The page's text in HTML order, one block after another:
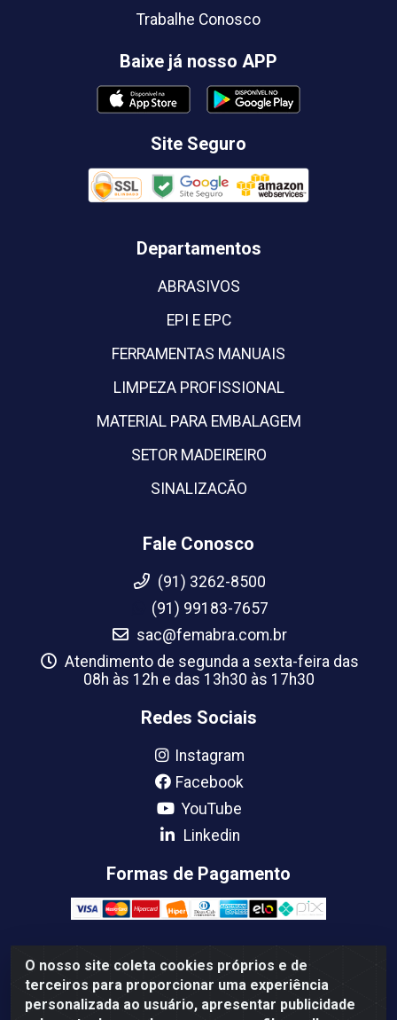
O nosso site coleta cookies próprios e de
terceiros para proporcionar uma experiência
personalizada ao usuário, apresentar publicidade
Trabalhe Conosco
Baixe já nosso APP
Site Seguro
Departamentos
ABRASIVOS
EPI E EPC
FERRAMENTAS MANUAIS
LIMPEZA PROFISSIONAL
MATERIAL PARA EMBALAGEM
SETOR MADEIREIRO
SINALIZACÃO
Fale Conosco
(91) 3262-8500
(91) 99183-7657
sac@femabra.com.br
Atendimento de segunda a sexta-feira das
08h às 12h e das 13h30 às 17h30
Redes Sociais
Instagram
Facebook
YouTube
Linkedin
Formas de Pagamento
Femabra Comercio de Ferramentas e Maquinas LTDA -
07.772.337/0001-66 - BR 316 Km 08 Rua Joao Canuto,
195 - Centro, Ananindeua/PA - CEP: 67030-130